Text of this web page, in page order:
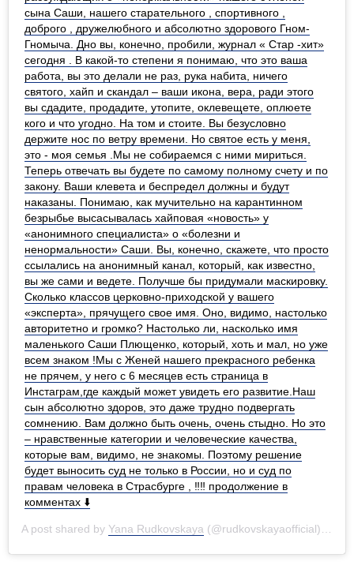
сына Саши, нашего старательного , спортивного ,
доброго , дружелюбного и абсолютно здорового Гном-
Гномыча. Дно вы, конечно, пробили, журнал « Стар -хит»
сегодня . В какой-то степени я понимаю, что это ваша
работа, вы это делали не раз, рука набита, ничего
святого, хайп и скандал – ваши икона, вера, ради этого
вы сдадите, продадите, утопите, оклевещете, оплюете
кого и что угодно. На том и стоите. Вы безусловно
держите нос по ветру времени. Но святое есть у меня,
это - моя семья .Мы не собираемся с ними мириться.
Теперь отвечать вы будете по самому полному счету и по
закону. Ваши клевета и беспредел должны и будут
наказаны. Понимаю, как мучительно на карантинном
безрыбье высасывалась хайповая «новость» у
«анонимного специалиста» о «болезни и
ненормальности» Саши. Вы, конечно, скажете, что просто
ссылались на анонимный канал, который, как известно,
вы же сами и ведете. Получше бы придумали маскировку.
Сколько классов церковно-приходской у вашего
«эксперта», прячущего свое имя. Оно, видимо, настолько
авторитетно и громко? Настолько ли, насколько имя
маленького Саши Плющенко, который, хоть и мал, но уже
всем знаком !Мы с Женей нашего прекрасного ребенка
не прячем, у него с 6 месяцев есть страница в
Инстаграм,где каждый может увидеть его развитие.Наш
сын абсолютно здоров, это даже трудно подвергать
сомнению. Вам должно быть очень, очень стыдно. Но это
– нравственные категории и человеческие качества,
которые вам, видимо, не знакомы. Поэтому решение
будет выносить суд не только в России, но и суд по
правам человека в Страсбурге , ‼️‼️ продолжение в
комментах ⬇️
A post shared by Yana Rudkovskaya (@rudkovskayaofficial) on